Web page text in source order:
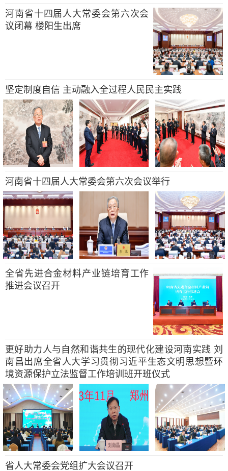
河南省十四届人大常委会第六次会
议闭幕 楼阳生出席
坚定制度自信 主动融入全过程人民民主实践
河南省十四届人大常委会第六次会议举行
全省先进合金材料产业链培育工作
推进会议召开
更好助力人与自然和谐共生的现代化建设河南实践 刘
南昌出席全省人大学习贯彻习近平生态文明思想暨环
境资源保护立法监督工作培训班开班仪式
省人大常委会党组扩大会议召开